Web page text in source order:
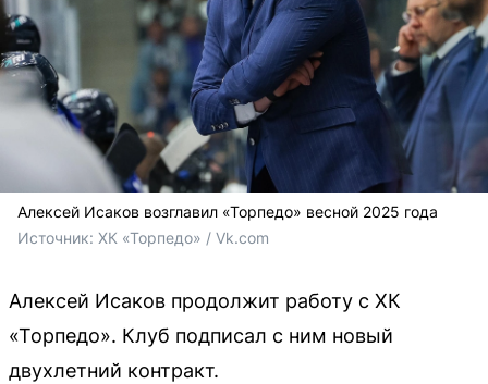
Алексей Исаков возглавил «Торпедо» весной 2025 года
Источник: ХК «Торпедо» / Vk.com
Алексей Исаков продолжит работу с ХК
«Торпедо». Клуб подписал с ним новый
двухлетний контракт.